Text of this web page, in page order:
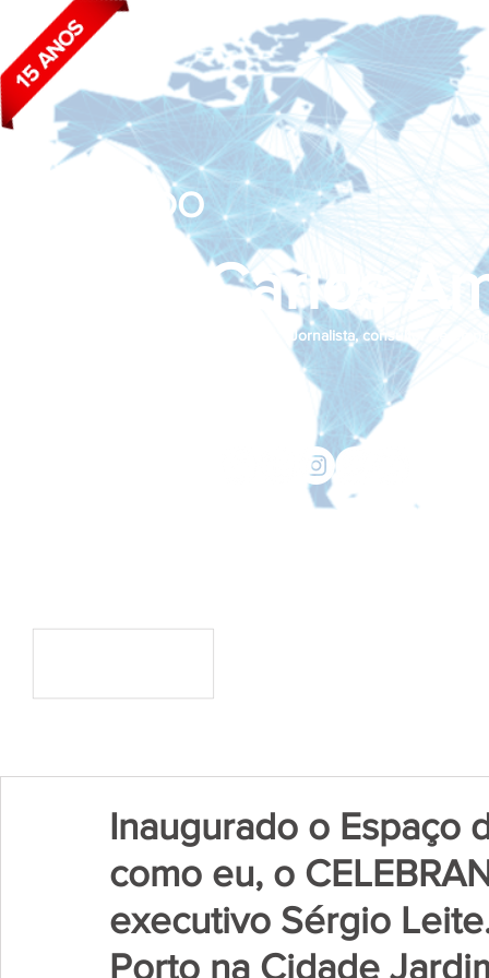
João Carlos
BLOG DO
Jornalista, consultor de
Inaugurado o Espaço
como eu, o
executivo Sérgio
Porto na Cidade